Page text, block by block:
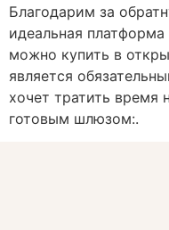
Благодарим за
идеальная
можно купить в
является
хочет тратить время
готовым шлюзом:.